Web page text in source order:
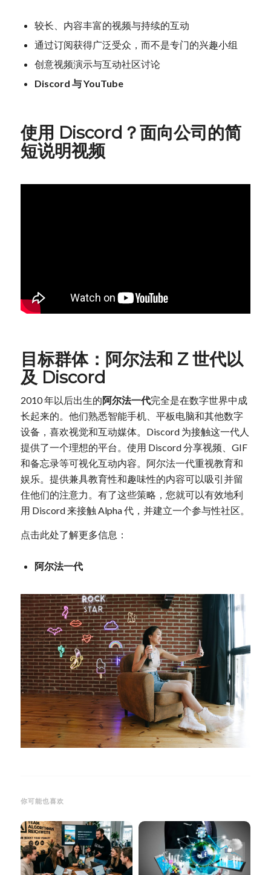
较长、内容丰富的视频与持续的互动
通过订阅获得广泛受众，而不是专门的兴趣小组
创意视频演示与互动社区讨论
Discord 与 YouTube
使用 Discord？面向公司的简
短说明视频
目标群体：阿尔法和 Z 世代以
及 Discord
2010 年以后出生的阿尔法一代完全是在数字世界中成
长起来的。他们熟悉智能手机、平板电脑和其他数字
设备，喜欢视觉和互动媒体。Discord 为接触这一代人
提供了一个理想的平台。使用 Discord 分享视频、GIF
和备忘录等可视化互动内容。阿尔法一代重视教育和
娱乐。提供兼具教育性和趣味性的内容可以吸引并留
住他们的注意力。有了这些策略，您就可以有效地利
用 Discord 来接触 Alpha 代，并建立一个参与性社区。
点击此处了解更多信息：
阿尔法一代
你可能也喜欢